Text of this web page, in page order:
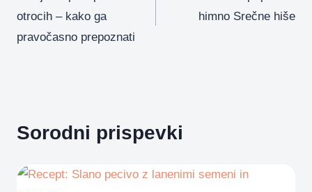
otrocih – kako ga
pravočasno prepoznati
himno Srečne hiše
Sorodni prispevki